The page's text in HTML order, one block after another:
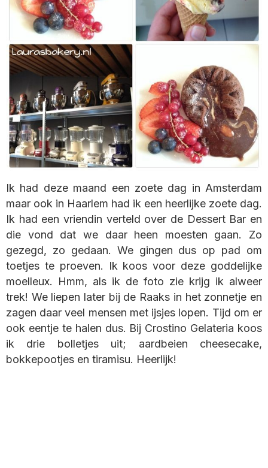
Ik had deze maand een zoete dag in Amsterdam
maar ook in Haarlem had ik een heerlijke zoete dag.
Ik had een vriendin verteld over de Dessert Bar en
die vond dat we daar heen moesten gaan. Zo
gezegd, zo gedaan. We gingen dus op pad om
toetjes te proeven. Ik koos voor deze goddelijke
moelleux. Hmm, als ik de foto zie krijg ik alweer
trek! We liepen later bij de Raaks in het zonnetje en
zagen daar veel mensen met ijsjes lopen. Tijd om er
ook eentje te halen dus. Bij Crostino Gelateria koos
ik drie bolletjes uit; aardbeien cheesecake,
bokkepootjes en tiramisu. Heerlijk!